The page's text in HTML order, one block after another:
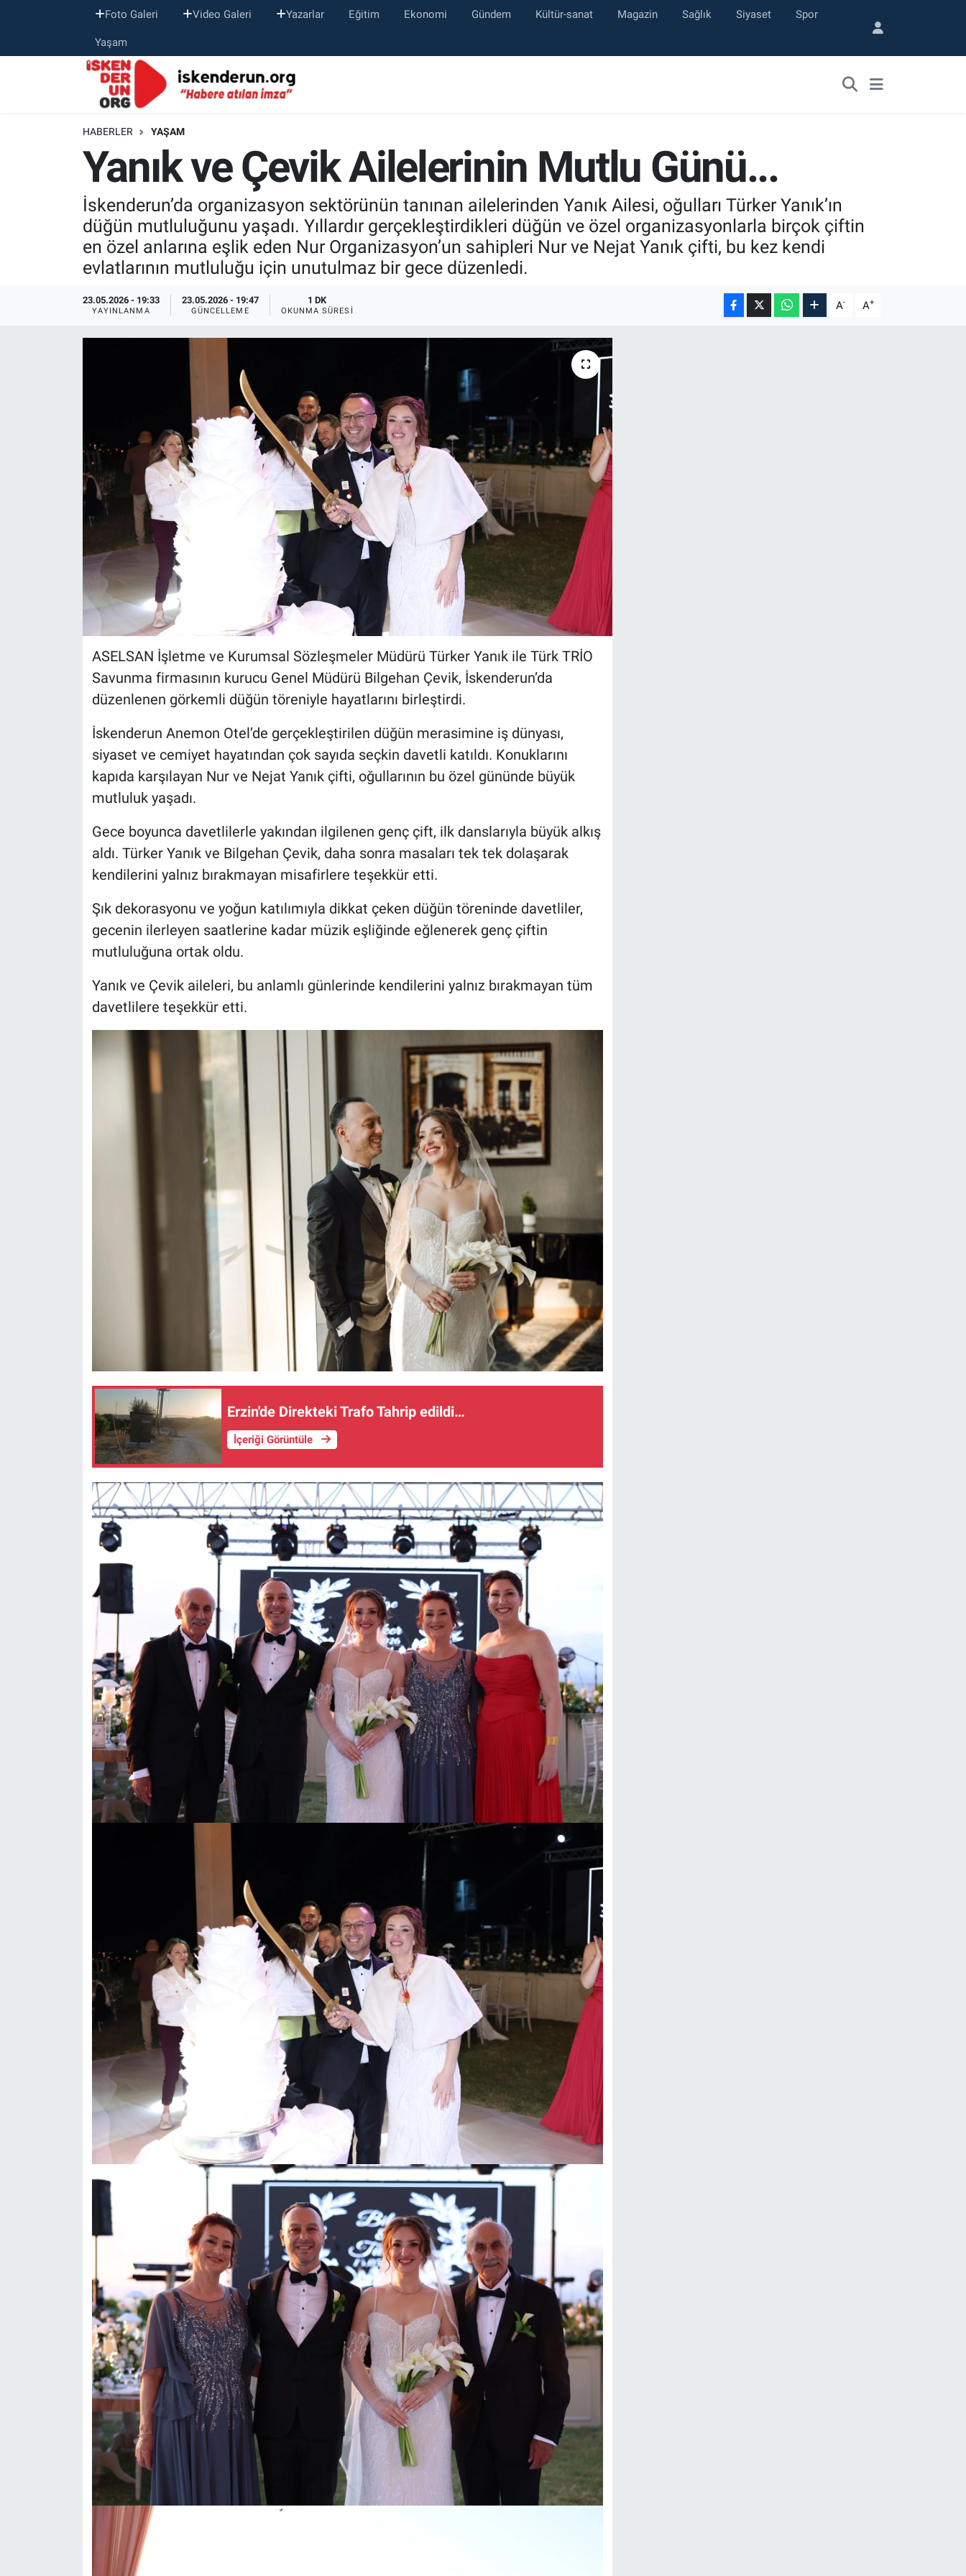
Foto Galeri Video Galeri Yazarlar Eğitim Ekonomi Gündem Kültür-sanat Magazin Sağlık Siyaset Spor
Yaşam
HABERLER YAŞAM
Yanık ve Çevik Ailelerinin Mutlu Günü...
İskenderun’da organizasyon sektörünün tanınan ailelerinden Yanık Ailesi, oğulları Türker Yanık’ın
düğün mutluluğunu yaşadı. Yıllardır gerçekleştirdikleri düğün ve özel organizasyonlarla birçok çiftin
en özel anlarına eşlik eden Nur Organizasyon’un sahipleri Nur ve Nejat Yanık çifti, bu kez kendi
evlatlarının mutluluğu için unutulmaz bir gece düzenledi.
23.05.2026 - 19:33
YAYINLANMA
23.05.2026 - 19:47
GÜNCELLEME
1 DK
OKUNMA SÜRESI A- A+
ASELSAN İşletme ve Kurumsal Sözleşmeler Müdürü Türker Yanık ile Türk TRİO
Savunma firmasının kurucu Genel Müdürü Bilgehan Çevik, İskenderun’da
düzenlenen görkemli düğün töreniyle hayatlarını birleştirdi.
İskenderun Anemon Otel’de gerçekleştirilen düğün merasimine iş dünyası,
siyaset ve cemiyet hayatından çok sayıda seçkin davetli katıldı. Konuklarını
kapıda karşılayan Nur ve Nejat Yanık çifti, oğullarının bu özel gününde büyük
mutluluk yaşadı.
Gece boyunca davetlilerle yakından ilgilenen genç çift, ilk danslarıyla büyük alkış
aldı. Türker Yanık ve Bilgehan Çevik, daha sonra masaları tek tek dolaşarak
kendilerini yalnız bırakmayan misafirlere teşekkür etti.
Şık dekorasyonu ve yoğun katılımıyla dikkat çeken düğün töreninde davetliler,
gecenin ilerleyen saatlerine kadar müzik eşliğinde eğlenerek genç çiftin
mutluluğuna ortak oldu.
Yanık ve Çevik aileleri, bu anlamlı günlerinde kendilerini yalnız bırakmayan tüm
davetlilere teşekkür etti.
Erzin'de Direkteki Trafo Tahrip edildi…
İçeriği Görüntüle